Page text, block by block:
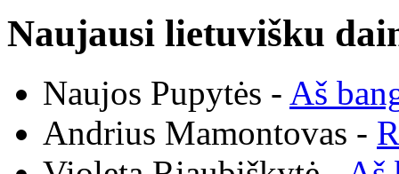
Naujausi lietuvišku
Naujos Pupytės - Aš
Andrius Mamontovas -